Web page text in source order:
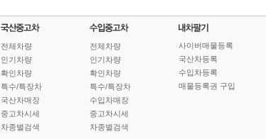
전체차량
인기차량
확인차량
특수/특장차
국산차매장
중고차시세
차종별검색
전체차량
인기차량
확인차량
특수/특장차
수입차매장
중고차시세
차종별검색
사이버매물등록
국산차등록
수입차등록
매물등록권 구입